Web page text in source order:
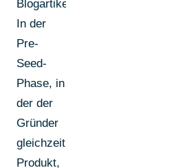
Blogartikel.
In der
Pre-
Seed-
Phase, in
der der
Gründer
gleichzeitig
Produkt,